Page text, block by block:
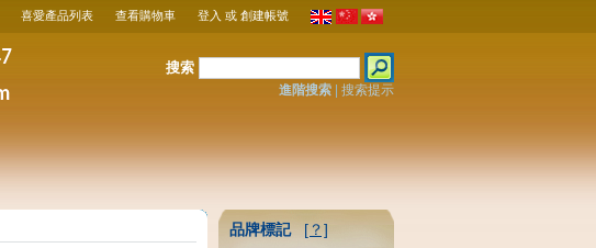
喜愛產品列表 查看購物車 登入 或 創建帳號
搜索
進階搜索| 搜索提示
品牌標記 [？]